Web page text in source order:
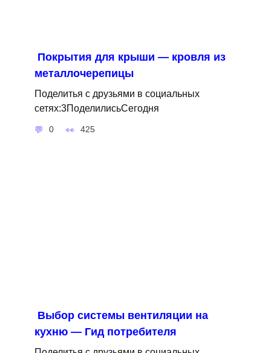
Покрытия для крыши — кровля из
металлочерепицы
Поделитья с друзьями в социальных
сетях:3ПоделилисьСегодня
0 425
Выбор системы вентиляции на
кухню — Гид потребителя